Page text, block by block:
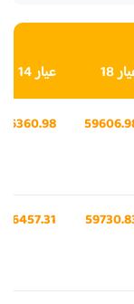
18 عيار 14
46360.98
46457.31